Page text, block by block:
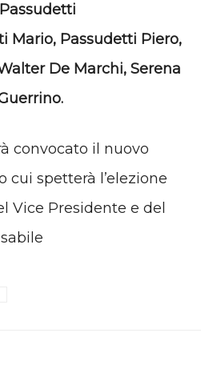
Mario, Passudetti Piero,
De Marchi, Serena
convocato il nuovo
cui spetterà l’elezione
Vice Presidente e del